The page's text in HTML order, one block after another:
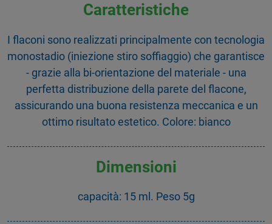
Caratteristiche
I flaconi sono realizzati principalmente con tecnologia
monostadio (iniezione stiro soffiaggio) che garantisce
- grazie alla bi-orientazione del materiale - una
perfetta distribuzione della parete del flacone,
assicurando una buona resistenza meccanica e un
ottimo risultato estetico. Colore: bianco
Dimensioni
capacità: 15 ml. Peso 5g